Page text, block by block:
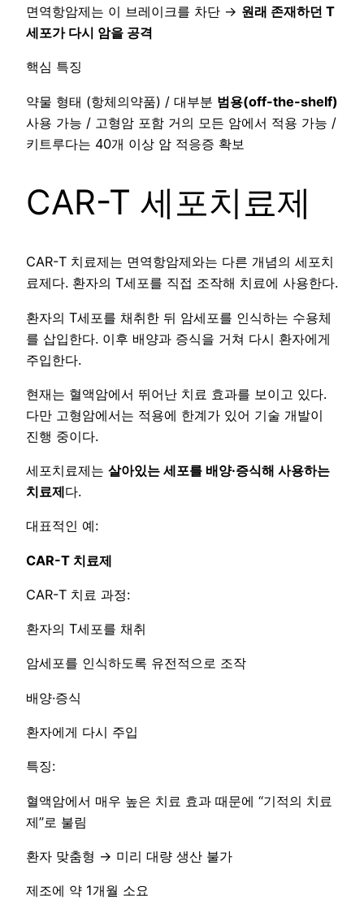
면역항암제는 이 브레이크를 차단 → 원래 존재하던 T
세포가 다시 암을 공격
핵심 특징
약물 형태 (항체의약품) / 대부분 범용(off-the-shelf)
사용 가능 / 고형암 포함 거의 모든 암에서 적용 가능 /
키트루다는 40개 이상 암 적응증 확보
CAR-T 세포치료제
CAR-T 치료제는 면역항암제와는 다른 개념의 세포치
료제다. 환자의 T세포를 직접 조작해 치료에 사용한다.
환자의 T세포를 채취한 뒤 암세포를 인식하는 수용체
를 삽입한다. 이후 배양과 증식을 거쳐 다시 환자에게
주입한다.
현재는 혈액암에서 뛰어난 치료 효과를 보이고 있다.
다만 고형암에서는 적용에 한계가 있어 기술 개발이
진행 중이다.
세포치료제는 살아있는 세포를 배양·증식해 사용하는
치료제다.
대표적인 예:
CAR-T 치료제
CAR-T 치료 과정:
환자의 T세포를 채취
암세포를 인식하도록 유전적으로 조작
배양·증식
환자에게 다시 주입
특징:
혈액암에서 매우 높은 치료 효과 때문에 “기적의 치료
제”로 불림
환자 맞춤형 → 미리 대량 생산 불가
제조에 약 1개월 소요